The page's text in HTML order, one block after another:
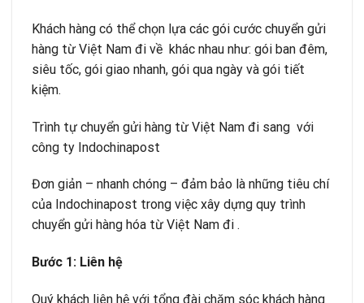
Khách hàng có thể chọn lựa các gói cước chuyển gửi
hàng từ Việt Nam đi về khác nhau như: gói ban đêm,
siêu tốc, gói giao nhanh, gói qua ngày và gói tiết
kiệm.
Trình tự chuyển gửi hàng từ Việt Nam đi sang với
công ty Indochinapost
Đơn giản – nhanh chóng – đảm bảo là những tiêu chí
của Indochinapost trong việc xây dựng quy trình
chuyển gửi hàng hóa từ Việt Nam đi .
Bước 1: Liên hệ
Quý khách liên hệ với tổng đài chăm sóc khách hàng